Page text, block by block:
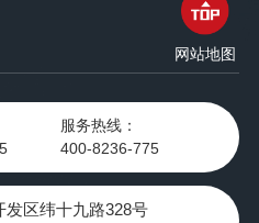
网站地图
服务热线：
400-8236-775
发区纬十九路328号